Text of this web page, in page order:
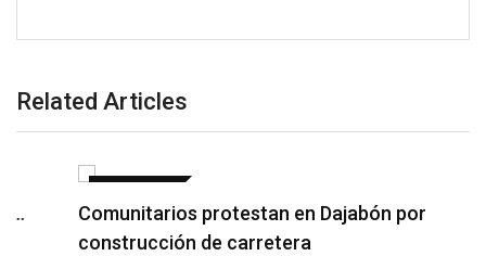
Related Articles
Comunitarios protestan en Dajabón por
construcción de carretera